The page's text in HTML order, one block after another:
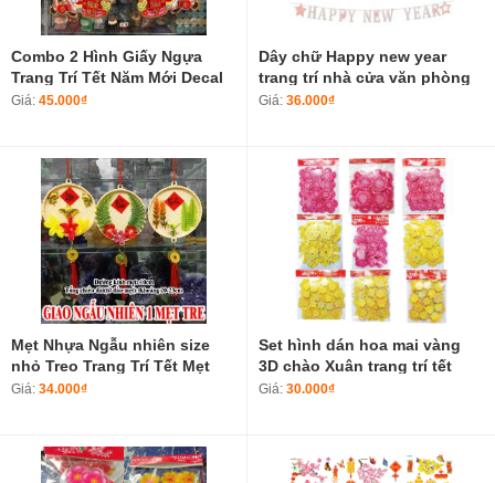
Combo 2 Hình Giấy Ngựa
Trang Trí Tết Năm Mới Decal
Tết Năm Bính Ngọ 2026 608-2
Giá: 45.000₫
Dây chữ Happy new year
trang trí nhà cửa văn phòng
Chúc mừng năm mới 2025
Giá: 36.000₫
Mẹt Nhựa Ngẫu nhiên size
nhỏ Treo Trang Trí Tết Mẹt
Hoa Mai Hoa Đào Tài Lộc May
Giá: 34.000₫
Set hình dán hoa mai vàng
3D chào Xuân trang trí tết
Giá: 30.000₫